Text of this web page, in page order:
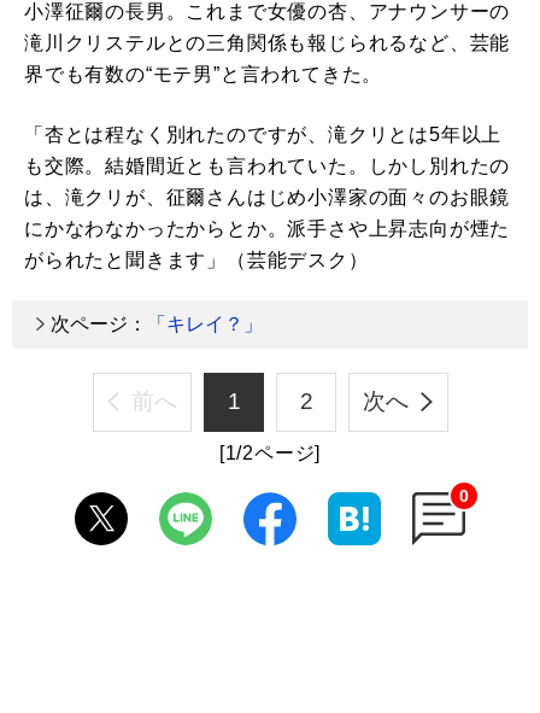
小澤征爾の長男。これまで女優の杏、アナウンサーの
滝川クリステルとの三角関係も報じられるなど、芸能
界でも有数の“モテ男”と言われてきた。
「杏とは程なく別れたのですが、滝クリとは5年以上
も交際。結婚間近とも言われていた。しかし別れたの
は、滝クリが、征爾さんはじめ小澤家の面々のお眼鏡
にかなわなかったからとか。派手さや上昇志向が煙た
がられたと聞きます」（芸能デスク）
次ページ： 「キレイ？」
前へ 1 2 次へ
[1/2ページ]
0